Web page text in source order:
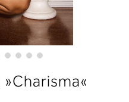
prebrali, katera globina
vaši meri (A, B …) – iščite v
ki ste ga določili s